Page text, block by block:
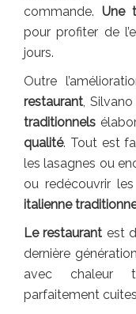
commande. Une
pour profiter de
jours.
Outre
restaurant,
traditionnels
qualité. Tout est
les lasagnes ou
ou redécouvrir
italienne
Le restaurant est
dernière
avec chaleur
parfaitement